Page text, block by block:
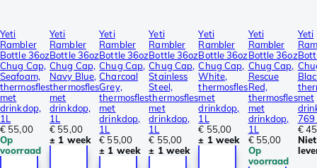
Yeti
Rambler
Bottle 36oz
Chug Cap,
Seafoam,
thermosfles
met
drinkdop,
1L
€ 55,00
Op
voorraad
Yeti
Rambler
Bottle 36oz
Chug Cap,
Navy Blue,
thermosfles
met
drinkdop,
1L
€ 55,00
± 1 week
Yeti
Rambler
Bottle 36oz
Chug Cap,
Charcoal
Grey,
thermosfles
met
drinkdop,
1L
€ 55,00
± 1 week
Yeti
Rambler
Bottle 36oz
Chug Cap,
Stainless
Steel,
thermosfles
met
drinkdop,
1L
€ 55,00
± 1 week
Yeti
Rambler
Bottle 36oz
Chug Cap,
White,
thermosfles
met
drinkdop,
1L
€ 55,00
± 1 week
Yeti
Rambler
Bottle 36oz
Chug Cap,
Rescue
Red,
thermosfles
met
drinkdop,
1L
€ 55,00
Op
voorraad
Yeti
met
769
€
Niet